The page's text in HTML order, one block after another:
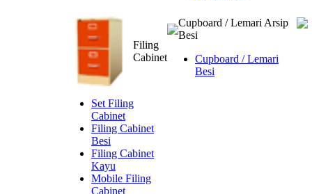
Filing
Cabinet
Set Filing
Cabinet
Filing Cabinet
Besi
Filing Cabinet
Kayu
Mobile Filing
Cabinet
Cupboard / Lemari Arsip
Besi
Cupboard / Lemari
Besi